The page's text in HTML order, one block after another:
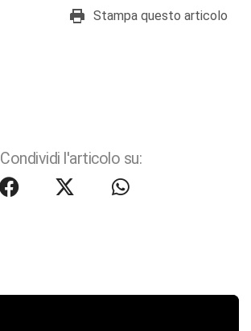
Stampa questo articolo
Condividi l'articolo su: